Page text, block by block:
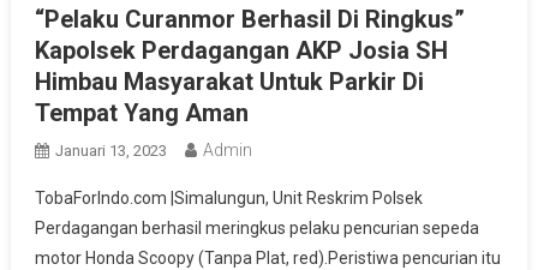
“Pelaku Curanmor Berhasil Di Ringkus”
Kapolsek Perdagangan AKP Josia SH
Himbau Masyarakat Untuk Parkir Di
Tempat Yang Aman
Januari 13, 2023 Admin
TobaForIndo.com |Simalungun, Unit Reskrim Polsek
Perdagangan berhasil meringkus pelaku pencurian sepeda
motor Honda Scoopy (Tanpa Plat, red).Peristiwa pencurian itu